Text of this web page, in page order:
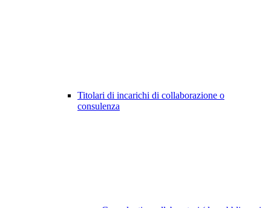
Titolari di incarichi di collaborazione o
consulenza